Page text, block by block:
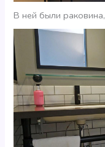
В ней были